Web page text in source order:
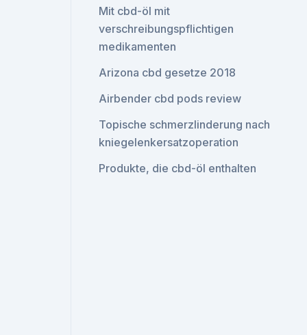
Mit cbd-öl mit
verschreibungspflichtigen
medikamenten
Arizona cbd gesetze 2018
Airbender cbd pods review
Topische schmerzlinderung nach
kniegelenkersatzoperation
Produkte, die cbd-öl enthalten